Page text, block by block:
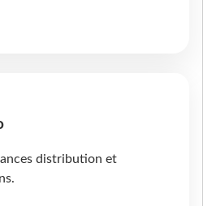
distribution et